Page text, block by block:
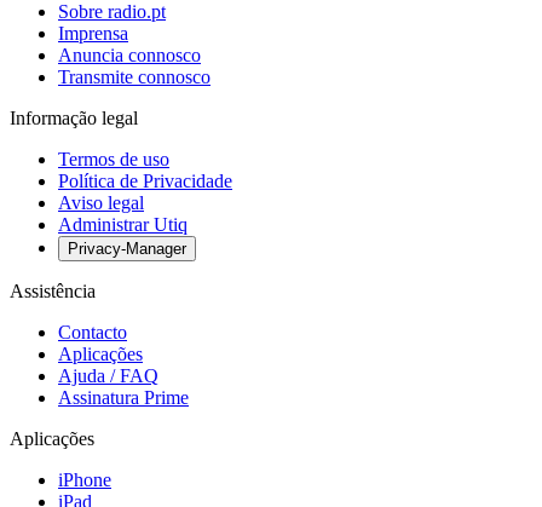
Sobre radio.pt
Imprensa
Anuncia connosco
Transmite connosco
Informação legal
Termos de uso
Política de Privacidade
Aviso legal
Administrar Utiq
Privacy-Manager
Assistência
Contacto
Aplicações
Ajuda / FAQ
Assinatura Prime
Aplicações
iPhone
iPad